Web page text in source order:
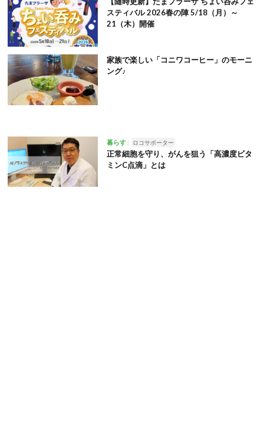
スティバル 2026春の陣 5/18（月）～
21（木）開催
家族で楽しい「コニワコーヒー」のモーニ
ング♪
暮らす ロコサポーター
正常細胞を守り、がんを狙う「高濃度ビタ
ミンC点滴」とは